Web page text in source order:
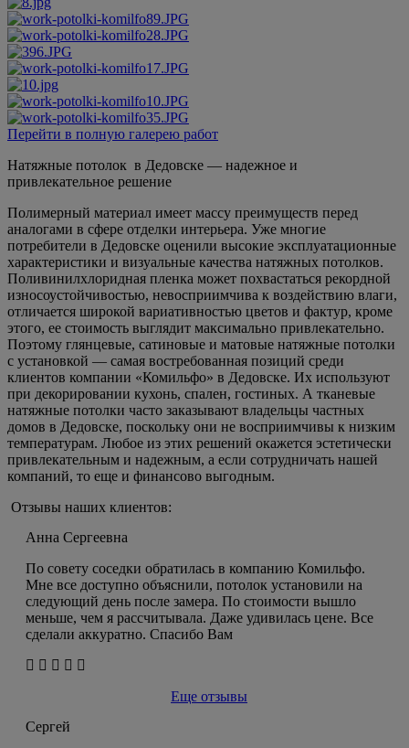
Перейти в полную галерею работ
Натяжные потолок в Дедовске — надежное и
привлекательное решение
Полимерный материал имеет массу преимуществ перед
аналогами в сфере отделки интерьера. Уже многие
потребители в Дедовске оценили высокие эксплуатационные
характеристики и визуальные качества натяжных потолков.
Поливинилхлоридная пленка может похвастаться рекордной
износоустойчивостью, невосприимчива к воздействию влаги,
отличается широкой вариативностью цветов и фактур, кроме
этого, ее стоимость выглядит максимально привлекательно.
Поэтому глянцевые, сатиновые и матовые натяжные потолки
с установкой — самая востребованная позиций среди
клиентов компании «Комильфо» в Дедовске. Их используют
при декорировании кухонь, спален, гостиных. А тканевые
натяжные потолки часто заказывают владельцы частных
домов в Дедовске, поскольку они не восприимчивы к низким
температурам. Любое из этих решений окажется эстетически
привлекательным и надежным, а если сотрудничать нашей
компаний, то еще и финансово выгодным.
Отзывы наших клиентов:
Анна Сергеевна
По совету соседки обратилась в компанию Комильфо.
Мне все доступно объяснили, потолок установили на
следующий день после замера. По стоимости вышло
меньше, чем я рассчитывала. Даже удивилась цене. Все
сделали аккуратно. Спасибо Вам
Еще отзывы
Сергей